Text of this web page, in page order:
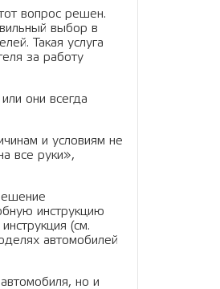
вопрос решен.
выбор в
Такая услуга
за работу
они всегда
и условиям не
все руки»,
инструкцию
(см.
автомобилей
но и